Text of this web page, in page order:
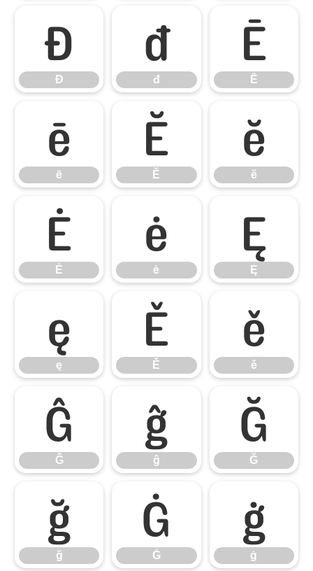
Đ
Đ đ
đ Ē
Ē
ē
ē Ĕ
Ĕ ĕ
ĕ
Ė
Ė ė
ė Ę
Ę
ę
ę Ě
Ě ě
ě
Ĝ
Ĝ ĝ
ĝ Ğ
Ğ
ğ
ğ Ġ
Ġ ġ
ġ